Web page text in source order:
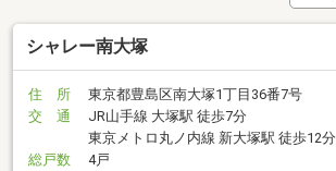
シャレー南大塚
住 所
東京都豊島区南大塚1丁目36番7号
交 通
JR山手線 大塚駅 徒歩7分
東京メトロ丸ノ内線 新大塚駅 徒歩12分
総戸数
4戸